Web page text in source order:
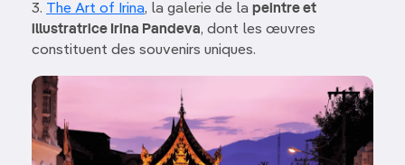
3. The Art of Irina, la galerie de la peintre et
illustratrice Irina Pandeva, dont les œuvres
constituent des souvenirs uniques.
Image